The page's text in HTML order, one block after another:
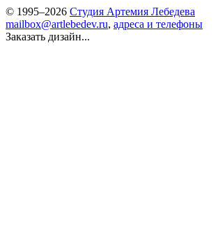
© 1995–2026 Студия Артемия Лебедева
mailbox@artlebedev.ru, адреса и телефоны
Заказать дизайн...